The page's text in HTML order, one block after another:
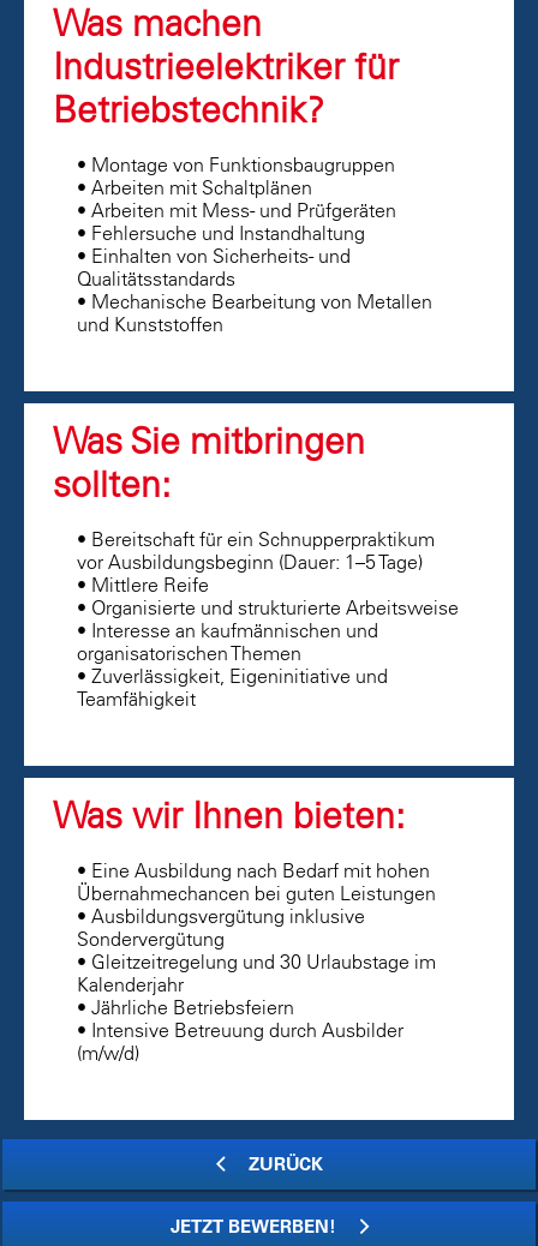
Was machen
Industrieelektriker für
Betriebstechnik?
• Montage von Funktionsbaugruppen
• Arbeiten mit Schaltplänen
• Arbeiten mit Mess- und Prüfgeräten
• Fehlersuche und Instandhaltung
• Einhalten von Sicherheits- und
Qualitätsstandards
• Mechanische Bearbeitung von Metallen
und Kunststoffen
Was Sie mitbringen
sollten:
• Bereitschaft für ein Schnupperpraktikum
vor Ausbildungsbeginn (Dauer: 1–5 Tage)
• Mittlere Reife
• Organisierte und strukturierte Arbeitsweise
• Interesse an kaufmännischen und
organisatorischen Themen
• Zuverlässigkeit, Eigeninitiative und
Teamfähigkeit
Was wir Ihnen bieten:
• Eine Ausbildung nach Bedarf mit hohen
Übernahmechancen bei guten Leistungen
• Ausbildungsvergütung inklusive
Sondervergütung
• Gleitzeitregelung und 30 Urlaubstage im
Kalenderjahr
• Jährliche Betriebsfeiern
• Intensive Betreuung durch Ausbilder
(m/w/d)
ZURÜCK
JETZT BEWERBEN!